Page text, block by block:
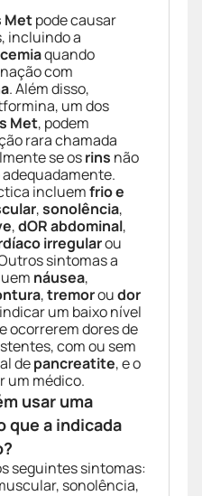
Metpode causar
incluindo a
quando
com
. Além disso,
um dos
Met, podem
rara chamada
se osrins não
incluemfrio e
,sonolência,
,dOR abdominal,
irregularou
sintomas a
náusea,
,tremoroudor
um baixo nível
ocorrerem dores de
com ou sem
depancreatite, e o
um médico.
usar uma
que a indicada
seguintes sintomas:
sonolência,